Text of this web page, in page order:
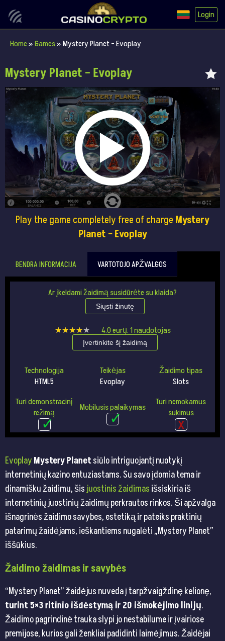
Login
Home»Games»Mystery Planet – Evoplay
Mystery Planet – Evoplay
Play the game completely free of charge Mystery
Planet – Evoplay
BENDRA INFORMACIJA VARTOTOJO APŽVALGOS
Ar įkeldami žaidimą susidūrėte su klaida?
Siųsti žinutę
★★★★★
★★★★★ 4.0eurų.1naudotojas
Įvertinkite šį žaidimą
Technologija
HTML5
Teikėjas
Evoplay
Žaidimo tipas
Slots
Turi demonstracinį
režimą
Mobilusis palaikymas
Turi nemokamus
sukimus
Evoplay Mystery Planetsiūlo intriguojantį nuotykį
internetinių kazino entuziastams. Su savo įdomia tema ir
dinamišku žaidimu, šisjuostinis žaidimas išsiskiria iš
internetinių juostinių žaidimų perkrautos rinkos. Ši apžvalga
išnagrinės žaidimo savybes, estetiką ir pateiks praktinių
patarimų žaidėjams, ieškantiems nugalėti „Mystery Planet”
iššūkius.
Žaidimo žaidimas ir savybės
“Mystery Planet” žaidėjus nuveda į tarpžvaigždinę kelionę,
turint 5×3 ritinio išdėstymą ir 20 išmokėjimo linijų.
Žaidimo pagrindinė trauka slypi jo nestabilume ir įvairiose
premijose, kurios gali ženkliai padidinti laimėjimus. Žaidėjai